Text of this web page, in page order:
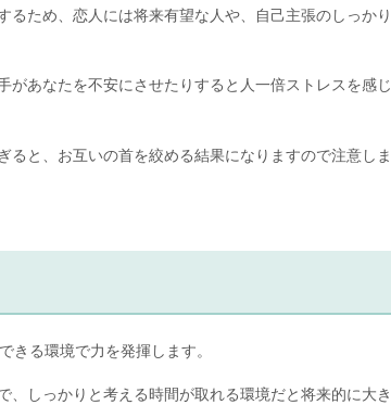
ため、恋人には将来有望な人や、自己主張のしっかり
あなたを不安にさせたりすると人一倍ストレスを感じ
と、お互いの首を絞める結果になりますので注意しま
きる環境で力を発揮します。
しっかりと考える時間が取れる環境だと将来的に大き